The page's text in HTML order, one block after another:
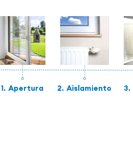
1. Apertura 2. Aislamiento 3.